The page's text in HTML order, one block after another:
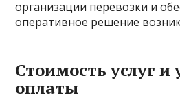
организации перевозки и
оперативное решение
Стоимость услуг и
оплаты